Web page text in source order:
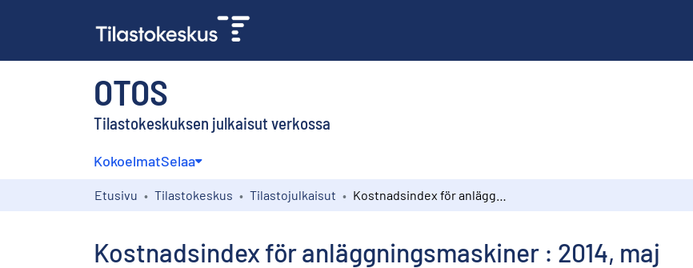
OTOS
Tilastokeskuksen julkaisut verkossa
KokoelmatSelaa
Etusivu Tilastokeskus Tilastojulkaisut
Kostnadsindex för anläggningsmaskiner : 2014, maj